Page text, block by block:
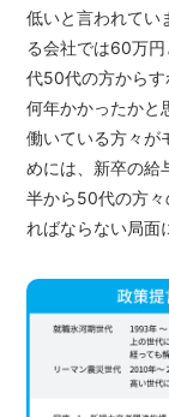
低いと言われてい
る会社では60万
代50代の方から
何年かかったかと
働いている方々が
めには、新卒の給
半から50代の方
ればならない局面